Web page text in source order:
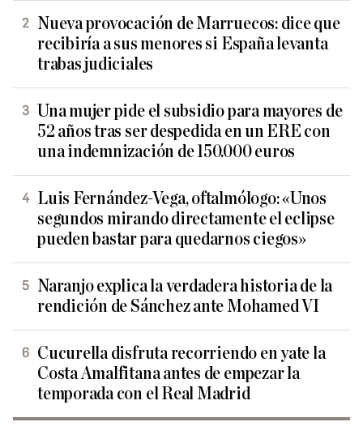
Nueva provocación de Marruecos: dice que
recibiría a sus menores si España levanta
trabas judiciales
Una mujer pide el subsidio para mayores de
52 años tras ser despedida en un ERE con
una indemnización de 150.000 euros
Luis Fernández-Vega, oftalmólogo: «Unos
segundos mirando directamente el eclipse
pueden bastar para quedarnos ciegos»
Naranjo explica la verdadera historia de la
rendición de Sánchez ante Mohamed VI
Cucurella disfruta recorriendo en yate la
Costa Amalfitana antes de empezar la
temporada con el Real Madrid